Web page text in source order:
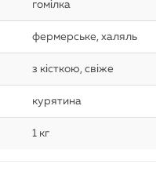
гомілка
фермерське, халяль
з кісткою, свіже
курятина
1 кг